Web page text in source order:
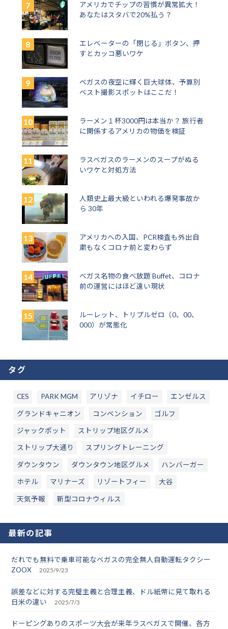
アメリカでチップの習慣が異常拡大！
あなたはスタバで20%払う？
エレベーターの「閉じる」ボタン、押
すとカッコ悪いワケ
ベガスの夜空に輝く巨大球体、予算別
ベスト撮影スポットはここだ！
ラーメン１杯3000円は本当か？ 旅行者
に関係するアメリカの物価を検証
ラスベガスのラーメンのスープがぬる
いワケと対処方法
人類史上最大級といわれる爆発事故か
ら 30年
アメリカへの入国、PCR検査も外出自
粛もなくコロナ前と変わらず
ベガス名物の食べ放題 Buffet、コロナ
前の運営にはほど遠い現状
ルーレット、トリプルゼロ（0、00、
000）が常態化
タグ
CES PARK MGM アリゾナ イチロー エンゼルス
グランドキャニオン コンベンション ゴルフ
ジャックポット ストリップ地区グルメ
ストリップ大通り スプリングトレーニング
ダウンタウン ダウンタウン地区グルメ ハンバーガー
ホテル マリナーズ リゾートフィー 大谷
天気予報 新型コロナウィルス
最新の記事
だれでも無料で乗車可能なベガスの完全無人自動運転タクシー
ZOOX
2025/9/23
誤差などに対する完璧主義と合理主義、ドル紙幣に見て取れる
日米の違い
2025/7/3
ドーピングありのスポーツ大会が来年ラスベガスで開催、各方